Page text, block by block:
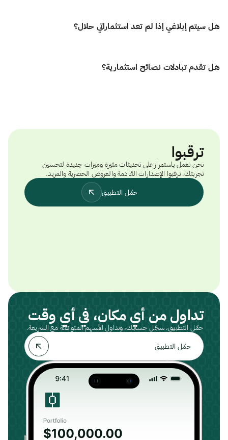
بالكامل من أجلك.
نعم! أموالك ستكون آمنة معنا. نحن نحفظ الأموال في بنوك دولية رائدة بحسابات
خالية من الفوائد، لضمان حمايتها بالكامل وامتثالها للشريعة، على عكس بعض
هل سيتم إبلاغي إذا لم تعد استثماراتي حلال؟
بالتأكيد! الامتثال للشريعة هو في صميم كل ما نقوم به. نحن نراقب باستمرار جميع
الأسهم وصناديق الاستثمار المتداولة ونقدم تصنيفًا شاملاً للحلال. إذا لم يعد
هل تقدم تبادلات نصائح استثمارية؟
ترقبوا
نحن نعمل باستمرار على تحديثات مثيرة وميزات جديدة لتحسين
تجربتك. ترقبوا الإصدارات القادمة والعروض الحصرية والمزيد.
حمّل التطبيق
تداول من أي مكان، في أي وقت
حمّل التطبيق، سجّل حسابك، وتداول الأسهم المتوافقة مع الشريعة.
حمّل التطبيق